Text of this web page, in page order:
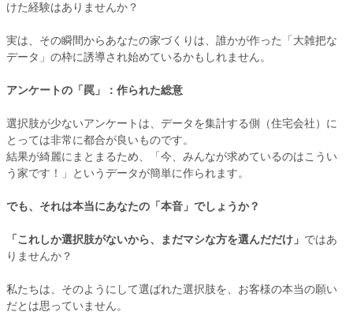
けた経験はありませんか？
実は、その瞬間からあなたの家づくりは、誰かが作った「大雑把な
データ」の枠に誘導され始めているかもしれません。
アンケートの「罠」：作られた総意
選択肢が少ないアンケートは、データを集計する側（住宅会社）に
とっては非常に都合が良いものです。
結果が綺麗にまとまるため、「今、みんなが求めているのはこうい
う家です！」というデータが簡単に作られます。
でも、それは本当にあなたの「本音」でしょうか？
「これしか選択肢がないから、まだマシな方を選んだだけ」 ではあ
りませんか？
私たちは、そのようにして選ばれた選択肢を、お客様の本当の願い
だとは思っていません。